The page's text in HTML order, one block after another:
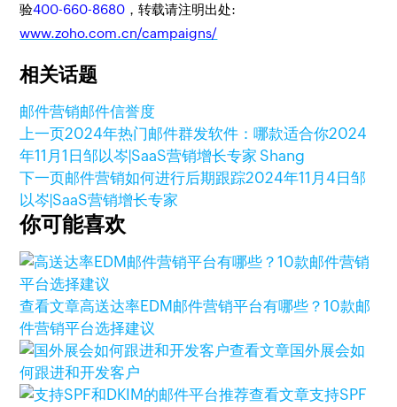
验400-660-8680 ，转载请注明出处:
www.zoho.com.cn/campaigns/
相关话题
邮件营销邮件信誉度
上一页2024年热门邮件群发软件：哪款适合你2024
年11月1日邹以岑|SaaS营销增长专家 Shang
下一页邮件营销如何进行后期跟踪2024年11月4日邹
以岑|SaaS营销增长专家
你可能喜欢
查看文章高送达率EDM邮件营销平台有哪些？10款邮
件营销平台选择建议
查看文章国外展会如
何跟进和开发客户
查看文章支持SPF